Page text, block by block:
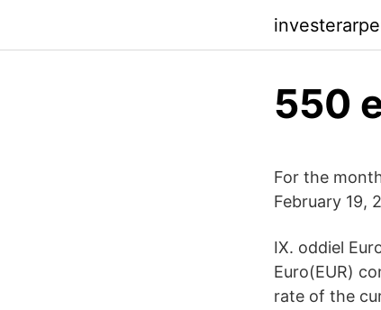
550
For the
February 19,
IX. oddiel
Euro(EUR)
rate of the